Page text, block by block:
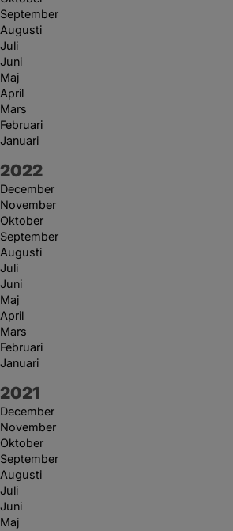
September
Augusti
Juli
Juni
Maj
April
Mars
Februari
Januari
År:
2022
December
November
Oktober
September
Augusti
Juli
Juni
Maj
April
Mars
Februari
Januari
År:
2021
December
November
Oktober
September
Augusti
Juli
Juni
Maj